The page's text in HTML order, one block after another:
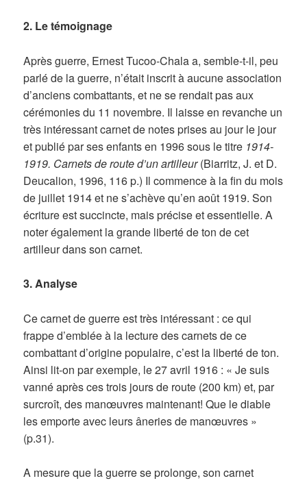
2. Le témoignage
Après guerre, Ernest Tucoo-Chala a, semble-t-il, peu
parlé de la guerre, n’était inscrit à aucune association
d’anciens combattants, et ne se rendait pas aux
cérémonies du 11 novembre. Il laisse en revanche un
très intéressant carnet de notes prises au jour le jour
et publié par ses enfants en 1996 sous le titre 1914-
1919. Carnets de route d’un artilleur(Biarritz, J. et D.
Deucalion, 1996, 116 p.) Il commence à la fin du mois
de juillet 1914 et ne s’achève qu’en août 1919. Son
écriture est succincte, mais précise et essentielle. A
noter également la grande liberté de ton de cet
artilleur dans son carnet.
3. Analyse
Ce carnet de guerre est très intéressant : ce qui
frappe d’emblée à la lecture des carnets de ce
combattant d’origine populaire, c’est la liberté de ton.
Ainsi lit-on par exemple, le 27 avril 1916 : « Je suis
vanné après ces trois jours de route (200 km) et, par
surcroît, des manœuvres maintenant! Que le diable
les emporte avec leurs âneries de manœuvres »
(p.31).
A mesure que la guerre se prolonge, son carnet